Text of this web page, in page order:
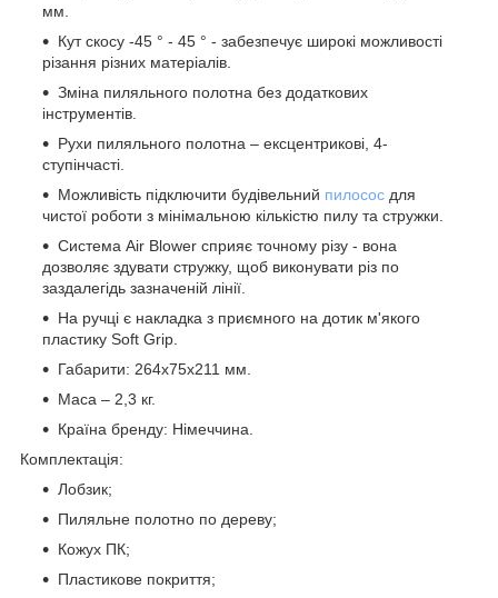
мм.
Кут скосу -45 ° - 45 ° - забезпечує широкі можливості
різання різних матеріалів.
Зміна пиляльного полотна без додаткових
інструментів.
Рухи пиляльного полотна – ексцентрикові, 4-
ступінчасті.
Можливість підключити будівельний пилосос для
чистої роботи з мінімальною кількістю пилу та стружки.
Система Air Blower сприяє точному різу - вона
дозволяє здувати стружку, щоб виконувати різ по
заздалегідь зазначеній лінії.
На ручці є накладка з приємного на дотик м'якого
пластику Soft Grip.
Габарити: 264х75х211 мм.
Маса – 2,3 кг.
Країна бренду: Німеччина.
Комплектація:
Лобзик;
Пиляльне полотно по дереву;
Кожух ПК;
Пластикове покриття;